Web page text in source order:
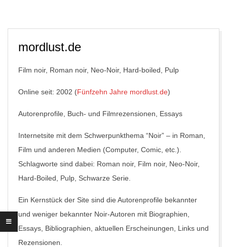
mordlust.de
Film noir, Roman noir, Neo-Noir, Hard-boiled, Pulp
Online seit: 2002 (Fünfzehn Jahre mordlust.de)
Autorenprofile, Buch- und Filmrezensionen, Essays
Internetsite mit dem Schwerpunkthema “Noir” – in Roman,
Film und anderen Medien (Computer, Comic, etc.).
Schlagworte sind dabei: Roman noir, Film noir, Neo-Noir,
Hard-Boiled, Pulp, Schwarze Serie.
Ein Kernstück der Site sind die Autorenprofile bekannter
und weniger bekannter Noir-Autoren mit Biographien,
Essays, Bibliographien, aktuellen Erscheinungen, Links und
Rezensionen.